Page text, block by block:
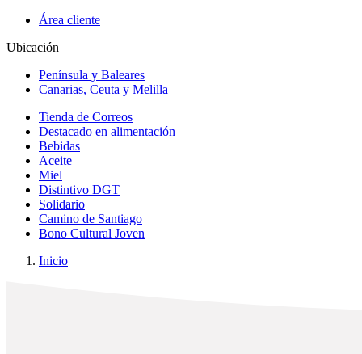
Área cliente
Ubicación
Península y Baleares
Canarias, Ceuta y Melilla
Tienda de Correos
Destacado en alimentación
Bebidas
Aceite
Miel
Distintivo DGT
Solidario
Camino de Santiago
Bono Cultural Joven
Inicio